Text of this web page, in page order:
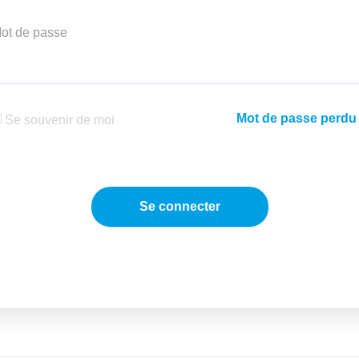
de passe
Mot de passe perdu
Se souvenir de moi